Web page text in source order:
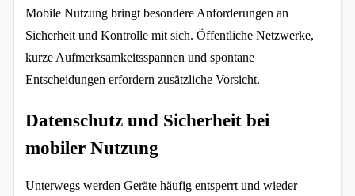
Mobile Nutzung bringt besondere Anforderungen an
Sicherheit und Kontrolle mit sich. Öffentliche Netzwerke,
kurze Aufmerksamkeitsspannen und spontane
Entscheidungen erfordern zusätzliche Vorsicht.
Datenschutz und Sicherheit bei
mobiler Nutzung
Unterwegs werden Geräte häufig entsperrt und wieder